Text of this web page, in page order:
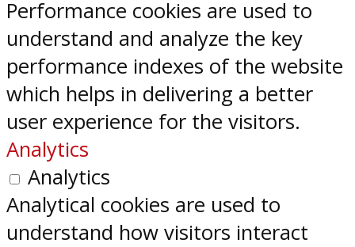
Performance cookies are used to
understand and analyze the key
performance indexes of the website
which helps in delivering a better
user experience for the visitors.
Analytics
Analytics
Analytical cookies are used to
understand how visitors interact